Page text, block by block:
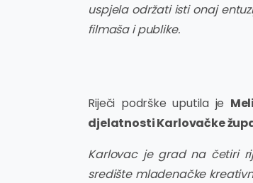
uspjela održati isti onaj
filmaša i publike.
Riječi podrške uputila je
djelatnosti Karlovačke
Karlovac je grad na četiri
središte mladenačke